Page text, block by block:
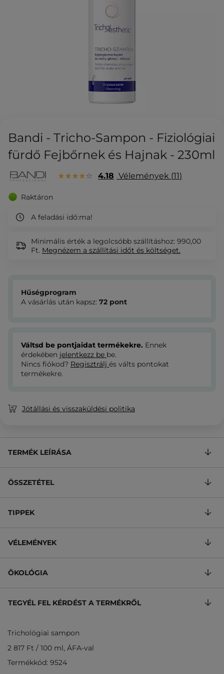
Bandi - Tricho-Sampon - Fiziológiai
fürdő Fejbőrnek és Hajnak - 230ml
4.18 Vélemények 11
Raktáron
A feladási idő:ma!
Minimális érték a legolcsóbb szállításhoz: 990,00
Ft. Megnézem a szállítási időt és költséget.
Hűségprogram
A vásárlás után kapsz: 72 pont
Váltsd be pontjaidat termékekre. Ennek
érdekében jelentkezz be be.
Nincs fiókod? Regisztrálj és válts pontokat
termékekre.
Jótállási és visszaküldési politika
TERMÉK LEÍRÁSA
ÖSSZETÉTEL
TIPPEK
VÉLEMÉNYEK
ÖKOLÓGIA
TEGYÉL FEL KÉRDÉST A TERMÉKRŐL
Trichológiai sampon
2 817 Ft / 100 ml, ÁFA-val
Termékkód: 9524